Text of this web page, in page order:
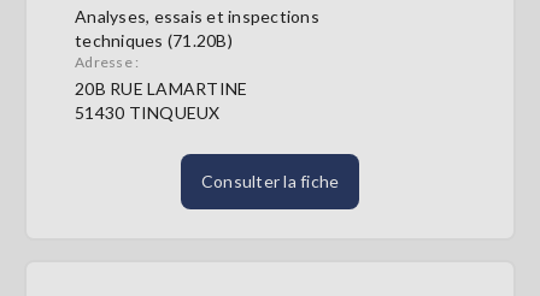
Analyses, essais et inspections
techniques (71.20B)
Adresse :
20B RUE LAMARTINE
51430 TINQUEUX
Consulter la fiche